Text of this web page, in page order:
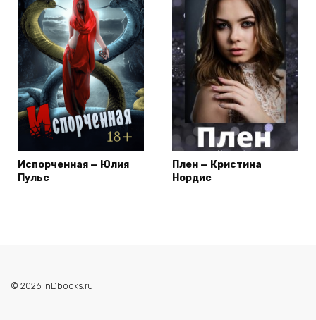
Испорченная — Юлия
Пульс
Плен — Кристина
Нордис
© 2026 inDbooks.ru